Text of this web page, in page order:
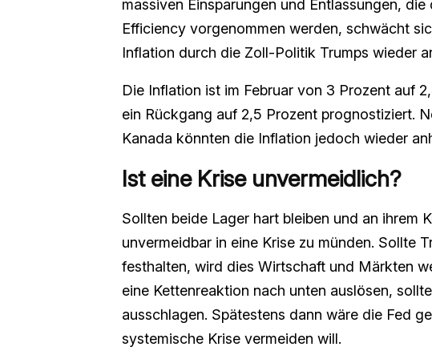
massiven Einsparungen und Entlassungen,
Efficiency vorgenommen werden, schwächt
Inflation durch die Zoll-Politik Trumps wieder
Die Inflation ist im Februar von 3 Prozent auf
ein Rückgang auf 2,5 Prozent prognostiziert.
Kanada könnten die Inflation jedoch wieder
Ist eine Krise unvermeidlich?
Sollten beide Lager hart bleiben und an ihrem
unvermeidbar in eine Krise zu münden. Sollte
festhalten, wird dies Wirtschaft und Märkten
eine Kettenreaktion nach unten auslösen,
ausschlagen. Spätestens dann wäre die Fed
systemische Krise vermeiden will.